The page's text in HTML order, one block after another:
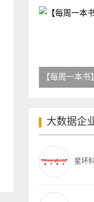
【每周一本
大数据企
星环